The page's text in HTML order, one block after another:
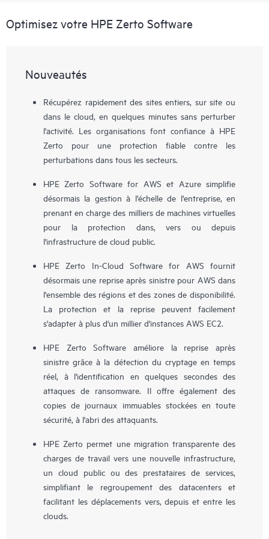
Optimisez votre HPE Zerto Software
Nouveautés
Récupérez rapidement des sites entiers, sur site ou
dans le cloud, en quelques minutes sans perturber
l'activité. Les organisations font confiance à HPE
Zerto pour une protection fiable contre les
perturbations dans tous les secteurs.
HPE Zerto Software for AWS et Azure simplifie
désormais la gestion à l'échelle de l'entreprise, en
prenant en charge des milliers de machines virtuelles
pour la protection dans, vers ou depuis
l'infrastructure de cloud public.
HPE Zerto In-Cloud Software for AWS fournit
désormais une reprise après sinistre pour AWS dans
l'ensemble des régions et des zones de disponibilité.
La protection et la reprise peuvent facilement
s'adapter à plus d'un millier d'instances AWS EC2.
HPE Zerto Software améliore la reprise après
sinistre grâce à la détection du cryptage en temps
réel, à l'identification en quelques secondes des
attaques de ransomware. Il offre également des
copies de journaux immuables stockées en toute
sécurité, à l'abri des attaquants.
HPE Zerto permet une migration transparente des
charges de travail vers une nouvelle infrastructure,
un cloud public ou des prestataires de services,
simplifiant le regroupement des datacenters et
facilitant les déplacements vers, depuis et entre les
clouds.